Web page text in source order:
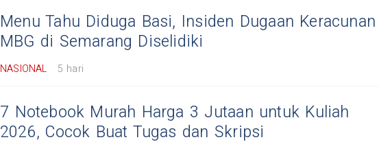
Menu Tahu Diduga Basi, Insiden Dugaan Keracunan
MBG di Semarang Diselidiki
NASIONAL 5 hari
7 Notebook Murah Harga 3 Jutaan untuk Kuliah
2026, Cocok Buat Tugas dan Skripsi